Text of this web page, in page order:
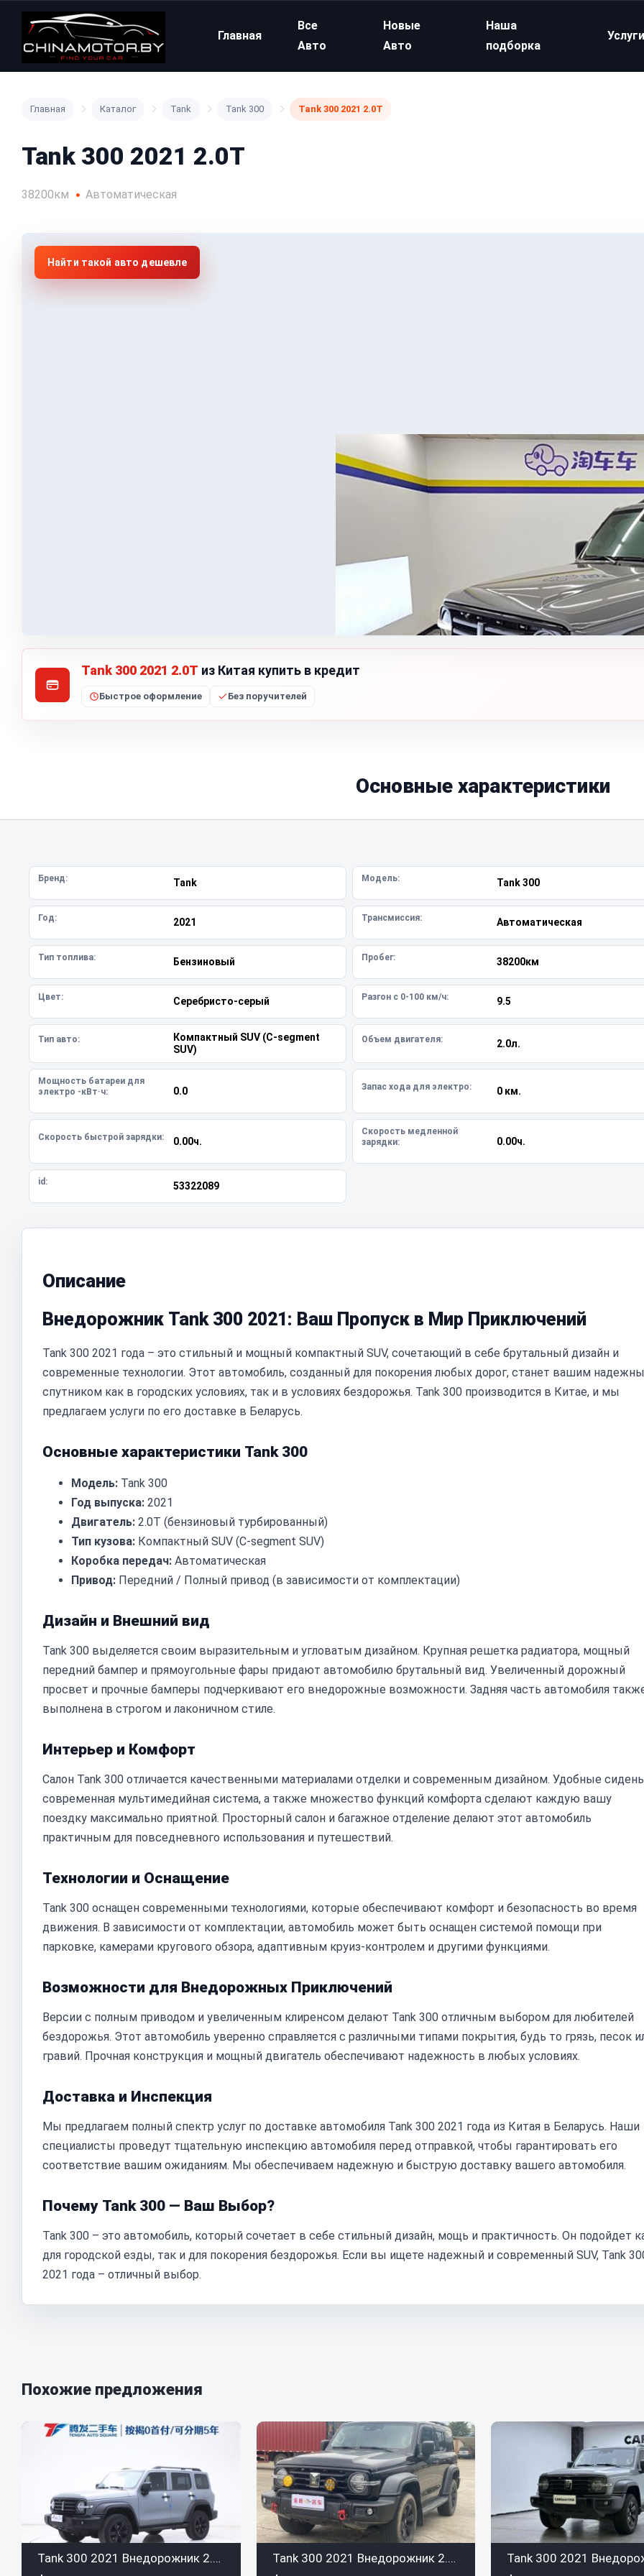
Главная
Все
Авто
Новые
Авто
Наша
подборка
Главная Каталог Tank Tank 300 Tank 300 2021 2.0T
Tank 300 2021 2.0T
38200км Автоматическая
Найти такой авто дешевле
Tank 300 2021 2.0T из Китая купить в кредит
Быстрое оформление Без поручителей
Основные характеристики
Бренд: Tank Модель: Tank 300
Год: 2021 Трансмиссия: Автоматическая
Тип топлива: Бензиновый Пробег: 38200км
Цвет: Серебристо-серый Разгон с 0-100 км/ч: 9.5
Тип авто:
Компактный SUV (C-segment
SUV)
Объем двигателя: 2.0л.
Мощность батареи для
электро -кВт·ч:
0.0 Запас хода для электро: 0 км.
Скорость быстрой зарядки: 0.00ч.
Скорость медленной
зарядки:
0.00ч.
id: 53322089
Описание
Внедорожник Tank 300 2021: Ваш Пропуск в Мир Приключений
Tank 300 2021 года – это стильный и мощный компактный SUV, сочетающий в себе брутальный дизайн и
современные технологии. Этот автомобиль, созданный для покорения любых дорог, станет вашим
спутником как в городских условиях, так и в условиях бездорожья. Tank 300 производится в Китае, и мы
предлагаем услуги по его доставке в Беларусь.
Основные характеристики Tank 300
Модель: Tank 300
Год выпуска: 2021
Двигатель: 2.0T (бензиновый турбированный)
Тип кузова: Компактный SUV (C-segment SUV)
Коробка передач: Автоматическая
Привод: Передний / Полный привод (в зависимости от комплектации)
Дизайн и Внешний вид
Tank 300 выделяется своим выразительным и угловатым дизайном. Крупная решетка радиатора, мощный
передний бампер и прямоугольные фары придают автомобилю брутальный вид. Увеличенный дорожный
просвет и прочные бамперы подчеркивают его внедорожные возможности. Задняя часть автомобиля
выполнена в строгом и лаконичном стиле.
Интерьер и Комфорт
Салон Tank 300 отличается качественными материалами отделки и современным дизайном. Удобные
современная мультимедийная система, а также множество функций комфорта сделают каждую вашу
поездку максимально приятной. Просторный салон и багажное отделение делают этот автомобиль
практичным для повседневного использования и путешествий.
Технологии и Оснащение
Tank 300 оснащен современными технологиями, которые обеспечивают комфорт и безопасность во время
движения. В зависимости от комплектации, автомобиль может быть оснащен системой помощи при
парковке, камерами кругового обзора, адаптивным круиз-контролем и другими функциями.
Возможности для Внедорожных Приключений
Версии с полным приводом и увеличенным клиренсом делают Tank 300 отличным выбором для любителей
бездорожья. Этот автомобиль уверенно справляется с различными типами покрытия, будь то грязь, песок
гравий. Прочная конструкция и мощный двигатель обеспечивают надежность в любых условиях.
Доставка и Инспекция
Мы предлагаем полный спектр услуг по доставке автомобиля Tank 300 2021 года из Китая в Беларусь. Наши
специалисты проведут тщательную инспекцию автомобиля перед отправкой, чтобы гарантировать его
соответствие вашим ожиданиям. Мы обеспечиваем надежную и быструю доставку вашего автомобиля.
Почему Tank 300 — Ваш Выбор?
Tank 300 – это автомобиль, который сочетает в себе стильный дизайн, мощь и практичность. Он подойдет
для городской езды, так и для покорения бездорожья. Если вы ищете надежный и современный SUV, Tank
2021 года – отличный выбор.
Похожие предложения
Tank 300 2021 Внедорожник 2.0T Conqueror Tank 300 2021 Внедорожник 2.0T Conqueror